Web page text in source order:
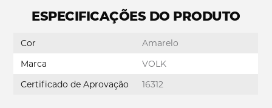
ESPECIFICAÇÕES DO PRODUTO
Cor
Amarelo
Marca
VOLK
Certificado de Aprovação
16312